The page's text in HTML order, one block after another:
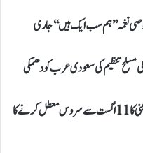
نغمہ ’’ہم سب ایک ہیں‘‘ جاری
تنظیم کی سعودی عرب کو دھمکی
لاہور میٹرو بس سروس بند ہونے کا خدشہ، نجی کمپنی کا 11 اگست سے سروس معطل کرنے کا